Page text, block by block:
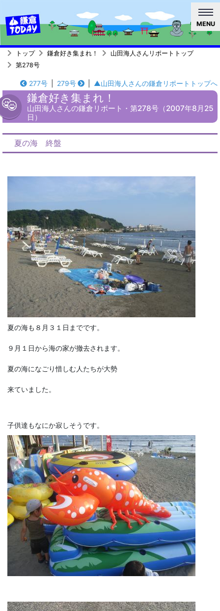
MENU
トップ 鎌倉好き集まれ！
山田海人さんリポートトップ
第278号
277号 279号 ▲山田海人さんの鎌倉リポートトップへ
鎌倉好き集まれ！
山田海人さんの鎌倉リポート・第278号（2007年8月25
日）
夏の海 終盤
夏の海も８月３１日までです。
９月１日から海の家が撤去されます。
夏の海になごり惜しむ人たちが大勢
来ていました。
子供達もなにか寂しそうです。